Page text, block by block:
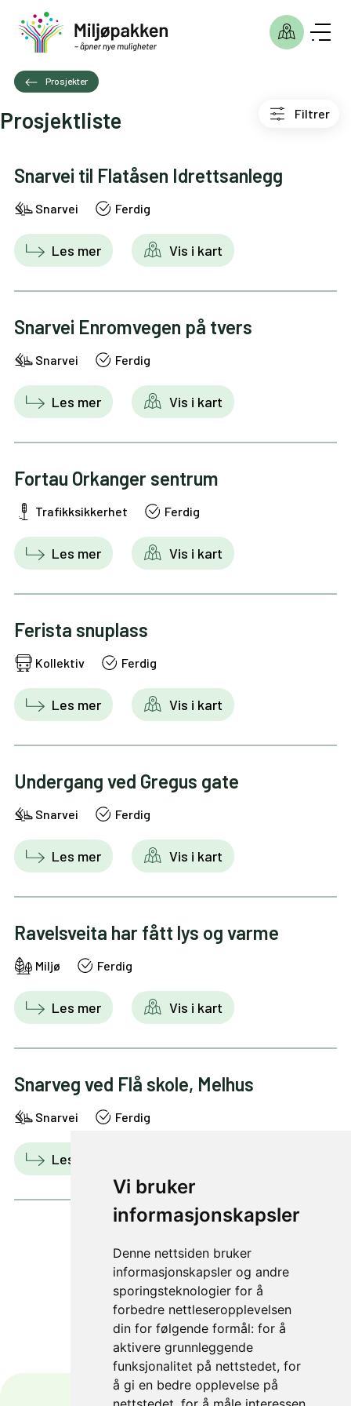
Vi bruker
informasjonskapsler
Denne nettsiden bruker
informasjonskapsler og andre
sporingsteknologier for å
forbedre nettleseropplevelsen
din for følgende formål: for å
aktivere grunnleggende
funksjonalitet på nettstedet, for
å gi en bedre opplevelse på
Prosjekter
Prosjektliste Filtrer
Snarvei til Flatåsen Idrettsanlegg
Snarvei Ferdig
Les mer Vis i kart
Snarvei Enromvegen på tvers
Snarvei Ferdig
Les mer Vis i kart
Fortau Orkanger sentrum
Trafikksikkerhet Ferdig
Les mer Vis i kart
Ferista snuplass
Kollektiv Ferdig
Les mer Vis i kart
Undergang ved Gregus gate
Snarvei Ferdig
Les mer Vis i kart
Ravelsveita har fått lys og varme
Miljø Ferdig
Les mer Vis i kart
Snarveg ved Flå skole, Melhus
Snarvei Ferdig
Les mer
1 av 37